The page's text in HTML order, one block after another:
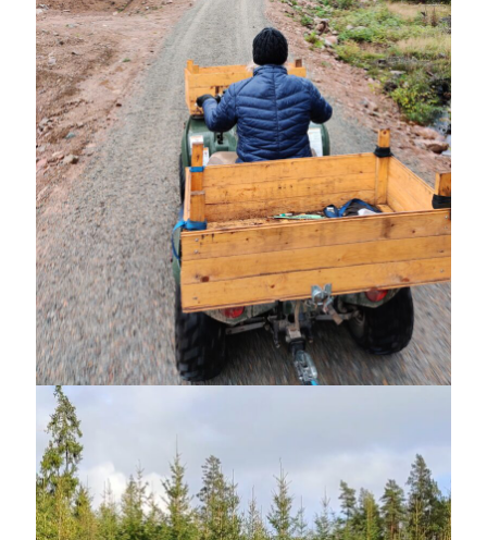
Min Träning(220)
Ninlil(34)
Personligt/Åsikter(161)
Resor(111)
Tävling(159)
Träningar(63)
Utrustning(47)
Senaste kommentarerna
EllenomVINST!!!
Camillaom VINST!!!
Ellen omJOSEF
Ellen omSPAM
Camilla
oktober 2023